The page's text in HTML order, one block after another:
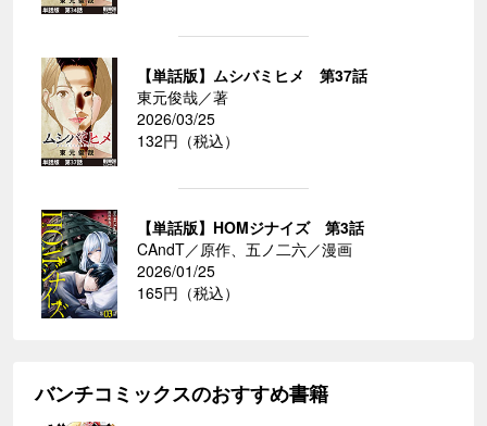
【単話版】ムシバミヒメ 第37話
東元俊哉／著
2026/03/25
132円（税込）
【単話版】HOMジナイズ 第3話
CAndT／原作、五ノ二六／漫画
2026/01/25
165円（税込）
バンチコミックスのおすすめ書籍